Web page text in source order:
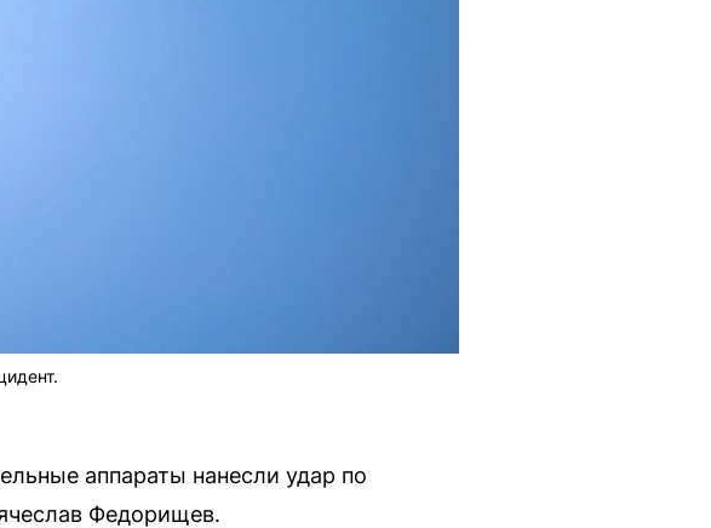
аппараты нанесли удар по
Федорищев.